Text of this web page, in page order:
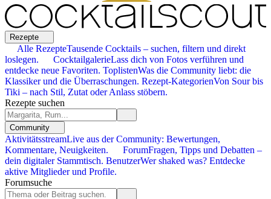
Rezepte
Alle RezepteTausende Cocktails – suchen, filtern und direkt
loslegen.
CocktailgalerieLass dich von Fotos verführen und
entdecke neue Favoriten. ToplistenWas die Community liebt: die
Klassiker und die Überraschungen. Rezept-KategorienVon Sour bis
Tiki – nach Stil, Zutat oder Anlass stöbern.
Rezepte suchen
Community
AktivitätsstreamLive aus der Community: Bewertungen,
Kommentare, Neuigkeiten.
ForumFragen, Tipps und Debatten –
dein digitaler Stammtisch. BenutzerWer shaked was? Entdecke
aktive Mitglieder und Profile.
Forumsuche